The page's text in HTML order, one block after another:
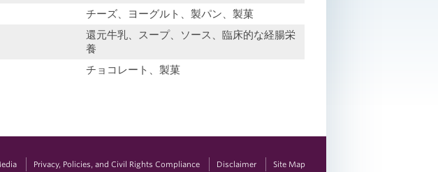
チーズ、ヨーグルト、製パン、製菓
還元牛乳、スープ、ソース、臨床的な経腸栄
養
チョコレート、製菓
Privacy, Policies, and Civil Rights Compliance Disclaimer Site Map